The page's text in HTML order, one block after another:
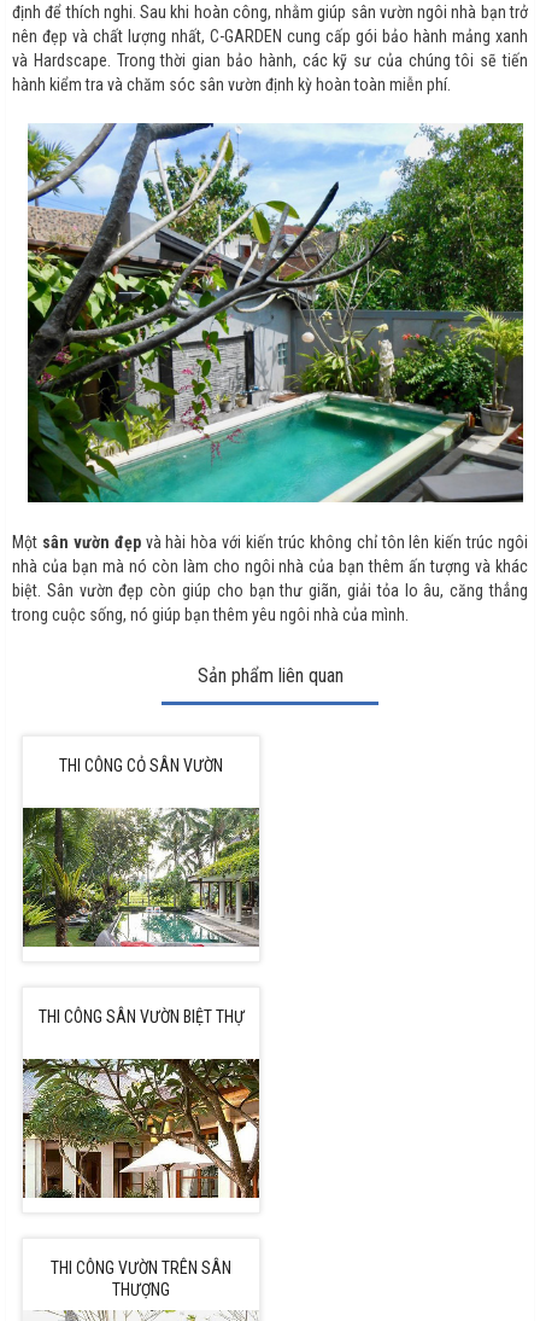
định để thích nghi. Sau khi hoàn công, nhằm giúp sân vườn ngôi nhà bạn trở
nên đẹp và chất lượng nhất, C-GARDEN cung cấp gói bảo hành mảng xanh
và Hardscape. Trong thời gian bảo hành, các kỹ sư của chúng tôi sẽ tiến
hành kiểm tra và chăm sóc sân vườn định kỳ hoàn toàn miễn phí.
Một sân vườn đẹpvà hài hòa với kiến trúc không chỉ tôn lên kiến trúc ngôi
nhà của bạn mà nó còn làm cho ngôi nhà của bạn thêm ấn tượng và khác
biệt. Sân vườn đẹp còn giúp cho bạn thư giãn, giải tỏa lo âu, căng thẳng
trong cuộc sống, nó giúp bạn thêm yêu ngôi nhà của mình.
Sản phẩm liên quan
THI CÔNG CỎ SÂN VƯỜN
THI CÔNG SÂN VƯỜN BIỆT THỰ
THI CÔNG VƯỜN TRÊN SÂN
THƯỢNG